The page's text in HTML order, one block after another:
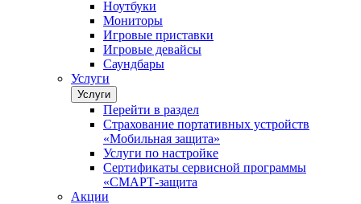
Ноутбуки
Мониторы
Игровые приставки
Игровые девайсы
Саундбары
Услуги
Услуги
Перейти в раздел
Страхование портативных устройств
«Мобильная защита»
Услуги по настройке
Сертификаты сервисной программы
«СМАРТ-защита
Акции